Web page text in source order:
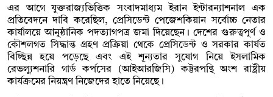
এর আগে যুক্তরাজ্যভিত্তিক সংবাদমাধ্যম ইরান ইন্টারন্যাশনাল এক
প্রতিবেদনে দাবি করেছিল, প্রেসিডেন্ট পেজেশকিয়ান সর্বোচ্চ নেতার
কার্যালয়ে আনুষ্ঠানিক পদত্যাগপত্র জমা দিয়েছেন। দেশের গুরুত্বপূর্ণ ও
কৌশলগত সিদ্ধান্ত গ্রহণ প্রক্রিয়া থেকে প্রেসিডেন্ট ও সরকার কার্যত
বিচ্ছিন্ন হয়ে পড়েছে এবং এই শূন্যতার সুযোগ নিয়ে ইসলামিক
রেভল্যুশনারি গার্ড কর্পসের (আইআরজিসি) কট্টরপন্থি অংশ রাষ্ট্রীয়
কার্যক্রমের নিয়ন্ত্রণ নিজেদের হাতে নিয়েছে।